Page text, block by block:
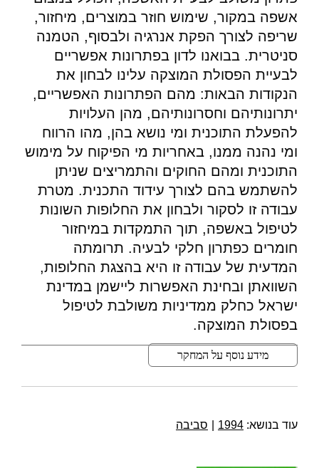
אשפה במקור, שימוש חוזר במוצרים, מיחזור,
שריפה לצורך הפקת אנרגיה ולבסוף, הטמנה
סניטרית. בבואנו לדון בפתרונות אפשריים
לבעיית הפסולת המוצקה עלינו לבחון את
הנקודות הבאות: מהם הפתרונות האפשריים,
יתרונותיהם וחסרונותיהם, מהן העלויות
להפעלת התוכנית ומי נושא בהן, מהו הרווח
ומי נהנה ממנו, באחריות מי הפיקוח על מימוש
התוכנית ומהם החוקים והתמריצים שניתן
להשתמש בהם לצורך עידוד התכנית. מטרת
עבודה זו לסקור ולבחון את החלופות השונות
לטיפול באשפה, תוך התמקדות במיחזור
חומרים כפתרון חלקי לבעיה. תרומתה
המדעית של עבודה זו היא בהצגת החלופות,
השוואתן ובחינת האפשרות ליישמן במדינת
ישראל כחלק ממדיניות משולבת לטיפול
בפסולת המוצקה.
מידע נוסף על המחקר
עוד בנושא: 1994 סביבה